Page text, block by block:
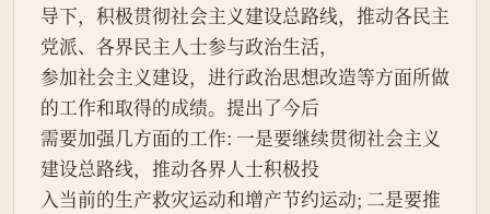
导下，积极贯彻社会主义建设总路线，推动各民主
党派、各界民主人士参与政治生活，
参加社会主义建设，进行政治思想改造等方面所做
的工作和取得的成绩。提出了今后
需要加强几方面的工作: 一是要继续贯彻社会主义
建设总路线，推动各界人士积极投
入当前的生产救灾运动和增产节约运动; 二是要推